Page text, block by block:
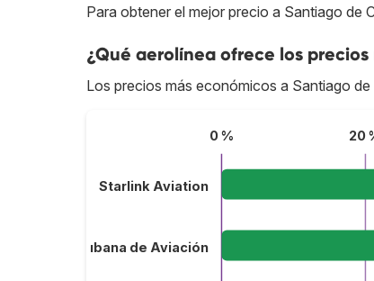
Para obtener el mejor precio a Santiago de
¿Qué aerolínea ofrece los
Los precios más económicos a Santiago
0 % 20
Starlink Aviation
Cubana de Aviación